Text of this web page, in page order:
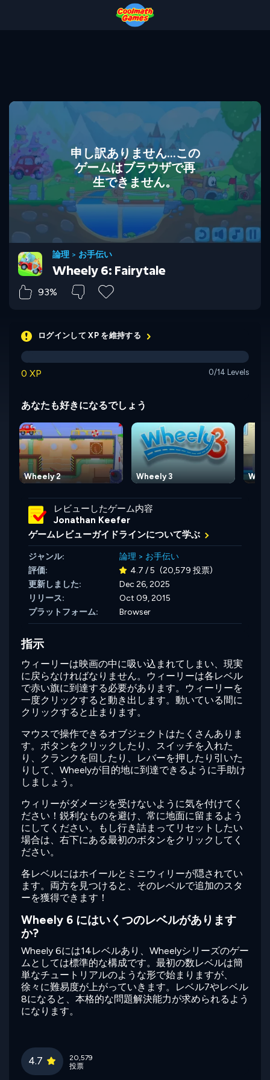
申し訳ありません...この
ゲームはブラウザで再
生できません。
論理 > お手伝い
Wheely 6: Fairytale
93%
ログインして XP を維持する
0 XP 0/14 Levels
あなたも好きになるでしょう
Wheely 2 Wheely 3
レビューしたゲーム内容
Jonathan Keefer
ゲームレビューガイドラインについて学ぶ
ジャンル: 論理 > お手伝い
評価:
4.7 / 5 (20,579 投票)
更新しました:
Dec 26, 2025
リリース:
Oct 09, 2015
プラットフォーム:
Browser
指示
ウィーリーは映画の中に吸い込まれてしまい、現実
に戻らなければなりません。ウィーリーは各レベル
で赤い旗に到達する必要があります。ウィーリーを
一度クリックすると動き出します。動いている間に
クリックすると止まります。
マウスで操作できるオブジェクトはたくさんありま
す。ボタンをクリックしたり、スイッチを入れた
り、クランクを回したり、レバーを押したり引いた
りして、Wheelyが目的地に到達できるように手助け
しましょう。
ウィリーがダメージを受けないように気を付けてく
ださい！鋭利なものを避け、常に地面に留まるよう
にしてください。もし行き詰まってリセットしたい
場合は、右下にある最初のボタンをクリックしてく
ださい。
各レベルにはホイールとミニウィリーが隠されてい
ます。両方を見つけると、そのレベルで追加のスタ
ーを獲得できます！
Wheely 6 にはいくつのレベルがあります
か?
Wheely 6には14レベルあり、Wheelyシリーズのゲー
ムとしては標準的な構成です。最初の数レベルは簡
単なチュートリアルのような形で始まりますが、
徐々に難易度が上がっていきます。レベル7やレベル
8になると、本格的な問題解決能力が求められるよう
になります。
4.7
20,579
投票